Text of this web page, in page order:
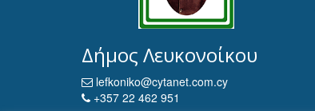
Δήμος Λευκονοίκου
lefkoniko@cytanet.com.cy
+357 22 462 951